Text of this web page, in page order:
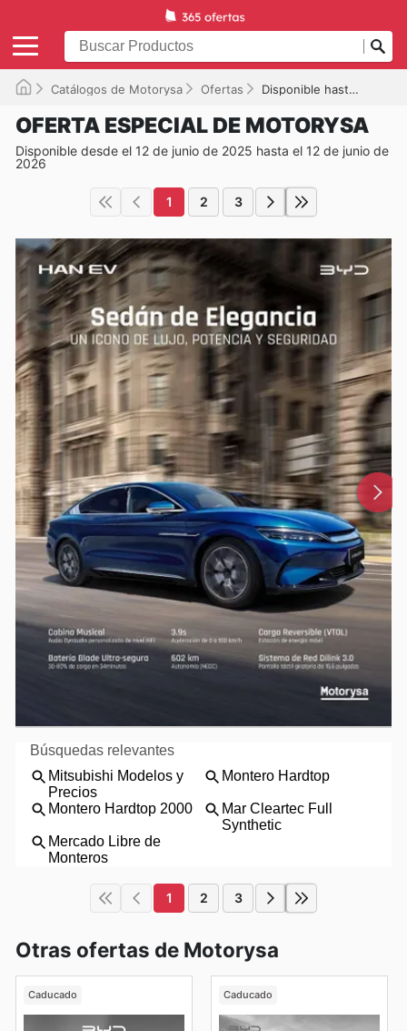
Catálogos de Motorysa Ofertas Disponible hasta el 12/06/2026
OFERTA ESPECIAL DE MOTORYSA
Disponible desde el 12 de junio de 2025 hasta el 12 de junio de
2026
1 2 3
1 2 3
Otras ofertas de Motorysa
Caducado Caducado